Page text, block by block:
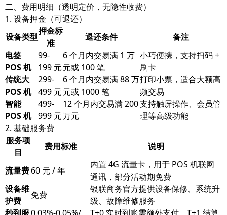
二、费用明细（透明定价，无隐性收费）
1. 设备押金（可退还）
设备类型
押金标
准
退还条件
备注
电签
POS 机
99-
199 元
6 个月内交易满 1 万
元或 100 笔
小巧便携，支持扫码 +
刷卡
传统大
POS 机
299-
499 元
6 个月内交易满 88 万
元或 1000 笔
打印小票，适合大额高
频交易
智能
POS 机
499-
999 元
12 个月内交易满 200
万元
支持触屏操作、会员管
理等高级功能
2. 基础服务费
服务项
目
费用标准 说明
流量费60 元 / 年
内置 4G 流量卡，用于 POS 机联网
通讯，部分活动期免费
设备维
护费
免费
银联商务官方提供设备保修、系统升
级、故障维修服务